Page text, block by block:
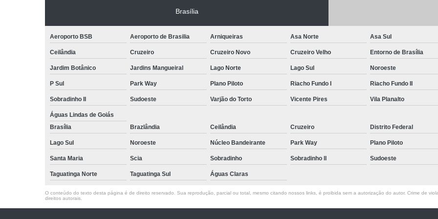
Letreiro
Letreiro de Led para Fachada
Letreiro Iluminado Fachada
Letreiro
Letreiro Luminoso para Fachada
Brasília
Aeroporto BSB Aeroporto de Brasilia Arniqueiras Asa Norte Asa Sul
Ceilândia Cruzeiro Cruzeiro Novo Cruzeiro Velho Entorno de Brasília
Jardim Botânico Jardins Mangueiral Lago Norte Lago Sul Noroeste
P Sul Park Way Plano Piloto Riacho Fundo I Riacho Fundo II
Sobradinho II Sudoeste Varjão do Torto Vicente Pires Vila Planalto
Águas Lindas de Goiás
Brasília
Brazlândia Ceilândia Cruzeiro Distrito Federal
Lago Sul Noroeste Núcleo Bandeirante Park Way Plano Piloto
Santa Maria Scia Sobradinho Sobradinho ll Sudoeste
Taguatinga Norte Taguatinga Sul Águas Claras
O conteúdo do texto desta página é de direito reservado. Sua reprodução, parcial ou total, mesmo citando nossos links, é proibida sem a autorização do autor. Crime de
direitos autorais